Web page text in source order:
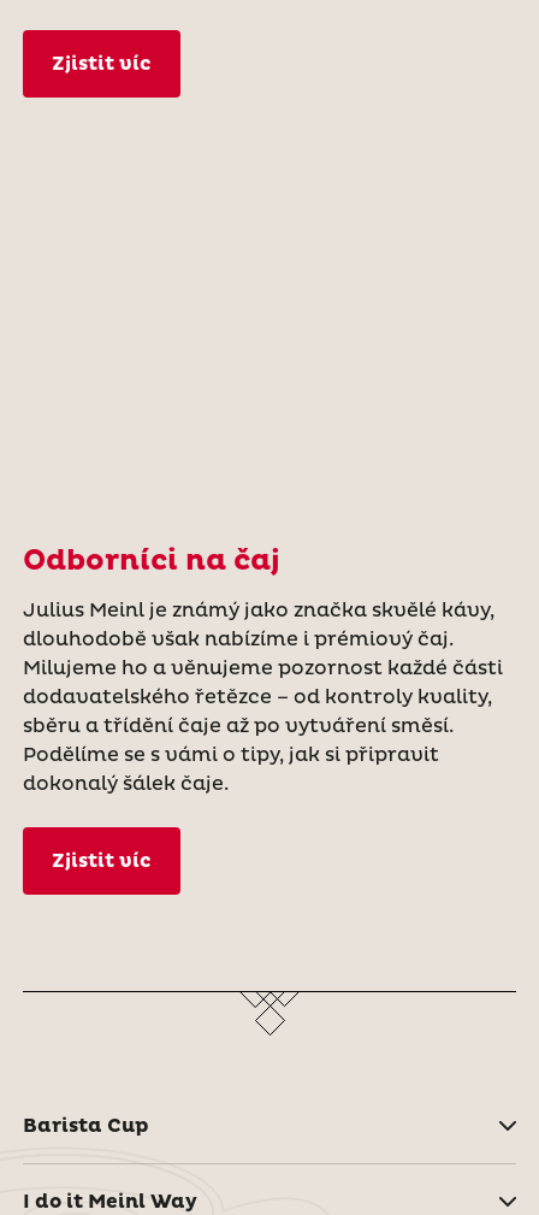
Zjistit víc
Odborníci na čaj
Julius Meinl je známý jako značka skvělé kávy,
dlouhodobě však nabízíme i prémiový čaj.
Milujeme ho a věnujeme pozornost každé části
dodavatelského řetězce – od kontroly kvality,
sběru a třídění čaje až po vytváření směsí.
Podělíme se s vámi o tipy, jak si připravit
dokonalý šálek čaje.
Zjistit víc
Barista Cup
I do it Meinl Way